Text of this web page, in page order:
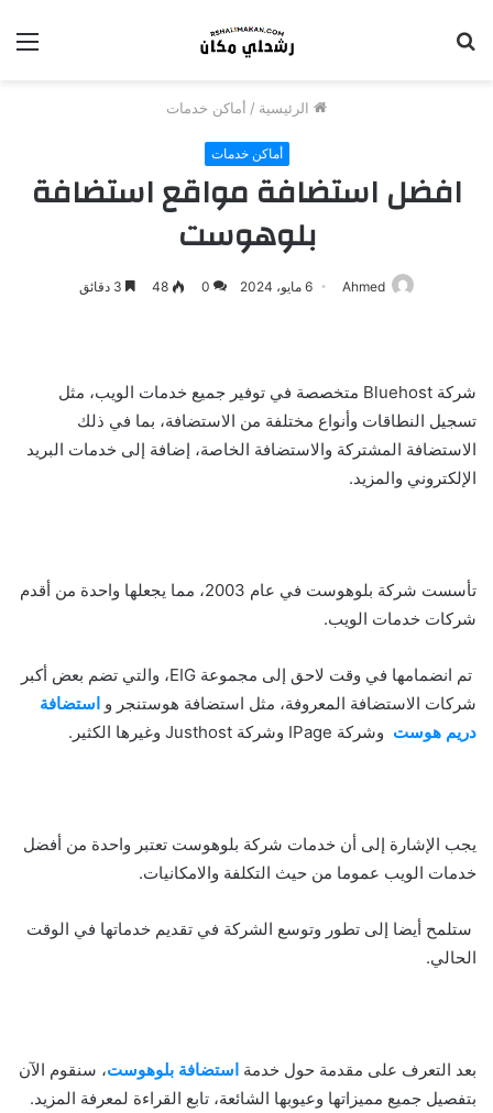
الرئيسية / أماكن خدمات
أماكن خدمات
افضل استضافة مواقع استضافة
بلوهوست
Ahmed 6 مايو، 2024 0
48
شركة Bluehost متخصصة في توفير جميع خدمات الويب، مثل
تسجيل النطاقات وأنواع مختلفة من الاستضافة، بما في ذلك
الاستضافة المشتركة والاستضافة الخاصة، إضافة إلى خدمات البريد
الإلكتروني والمزيد.
تأسست شركة بلوهوست في عام 2003، مما يجعلها واحدة من أقدم
شركات خدمات الويب.
تم انضمامها في وقت لاحق إلى مجموعة EIG، والتي تضم بعض أكبر
شركات الاستضافة المعروفة، مثل استضافة هوستنجر و استضافة
دريم هوست وشركة IPage وشركة Justhost وغيرها الكثير.
يجب الإشارة إلى أن خدمات شركة بلوهوست تعتبر واحدة من أفضل
خدمات الويب عموما من حيث التكلفة والامكانيات.
ستلمح أيضا إلى تطور وتوسع الشركة في تقديم خدماتها في الوقت
الحالي.
بعد التعرف على مقدمة حول خدمة استضافة بلوهوست، سنقوم الآن
بتفصيل جميع مميزاتها وعيوبها الشائعة، تابع القراءة لمعرفة المزيد.